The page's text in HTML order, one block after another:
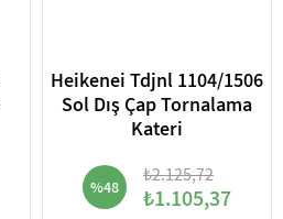
Heikenei Tdjnl 1104/1506
Sol Dış Çap Tornalama
Kateri
%48 ₺2.125,72
₺1.105,37